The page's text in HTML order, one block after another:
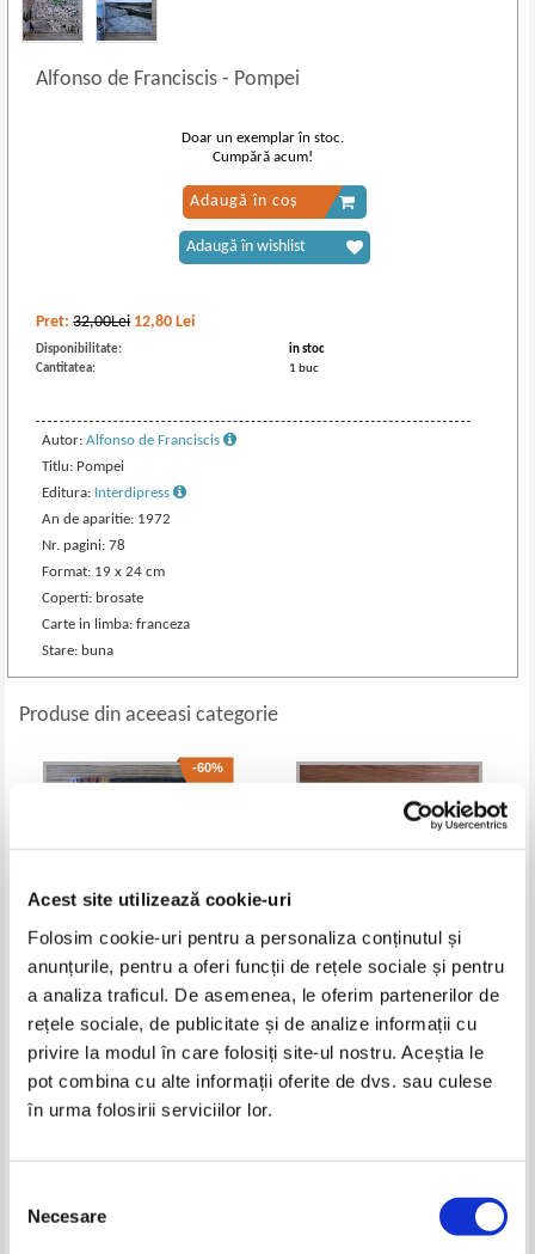
Acest site utilizează cookie-uri
Folosim cookie-uri pentru a personaliza conținutul și
anunțurile, pentru a oferi funcții de rețele sociale și pentru
a analiza traficul. De asemenea, le oferim partenerilor de
rețele sociale, de publicitate și de analize informații cu
privire la modul în care folosiți site-ul nostru. Aceștia le
pot combina cu alte informații oferite de dvs. sau culese
în urma folosirii serviciilor lor.
consimțământului
Necesare
Alfonso de Franciscis- Pompei
Pret:32,00Lei 12,80 Lei
Disponibilitate:
in stoc
Cantitatea:
1 buc
Autor:Alfonso de Franciscis
Titlu: Pompei
Editura: Interdipress
An de aparitie: 1972
Nr. pagini: 78
Format: 19 x 24 cm
Coperti: brosate
Carte in limba: franceza
Stare: buna
Doar un exemplar în stoc.
Cumpără acum!
Adaugă în coș
Adaugă în wishlist
Produse din aceeasi categorie
-60%
France Habe - The Postojna
Caves
Petre Pintilie - Braila